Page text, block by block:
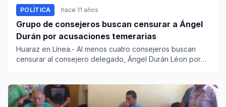
POLÍTICA hace 11 años
Grupo de consejeros buscan censurar a Ángel
Durán por acusaciones temerarias
Huaraz en Línea.- Al menos cuatro consejeros buscan
censurar al consejero delegado, Ángel Durán Léon por